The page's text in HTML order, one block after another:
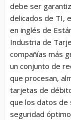
debe ser
delicados de TI,
en inglés de
Industria de
compañías más
un conjunto de
que procesan,
tarjetas de
que los datos de
seguridad